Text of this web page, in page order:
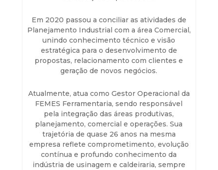
Em 2020 passou a conciliar as atividades de
Planejamento Industrial com a área Comercial,
unindo conhecimento técnico e visão
estratégica para o desenvolvimento de
propostas, relacionamento com clientes e
geração de novos negócios.
Atualmente, atua como Gestor Operacional da
FEMES Ferramentaria, sendo responsável
pela integração das áreas produtivas,
planejamento, comercial e operações. Sua
trajetória de quase 26 anos na mesma
empresa reflete comprometimento, evolução
contínua e profundo conhecimento da
indústria de usinagem e caldeiraria, sempre